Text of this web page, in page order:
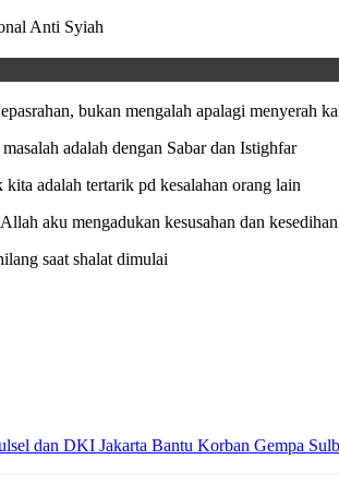
bukan mengalah apalagi menyerah
adalah dengan Sabar dan Istighfar
kita adalah tertarik pd kesalahan orang lain
aku mengadukan kesusahan dan
saat shalat dimulai